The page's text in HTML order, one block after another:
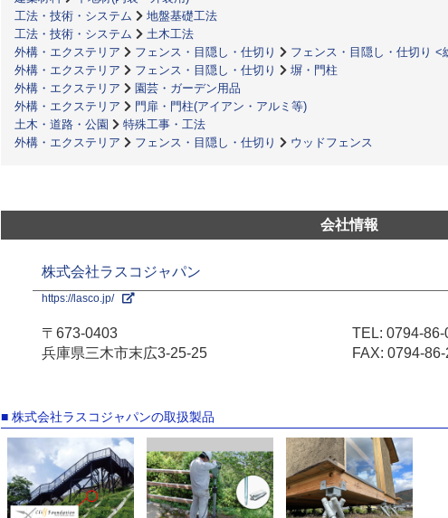
工法・技術・システム
地盤基礎工法
工法・技術・システム
土木工法
外構・エクステリア
フェンス・目隠し・仕切り
フェンス・目隠し・仕切り <
外構・エクステリア
フェンス・目隠し・仕切り
塀・門柱
外構・エクステリア
園芸・ガーデン用品
外構・エクステリア
門扉・門柱(アイアン・アルミ等)
土木・道路・公園
特殊工事・工法
外構・エクステリア
フェンス・目隠し・仕切り ウッドフェンス
会社情報
株式会社ラスコジャパン
https://lasco.jp/
〒673-0403
兵庫県三木市末広3-25-25
TEL: 0794-86-
FAX: 0794-
■ 株式会社ラスコジャパンの取扱製品